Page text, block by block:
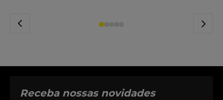
Receba nossas novidades